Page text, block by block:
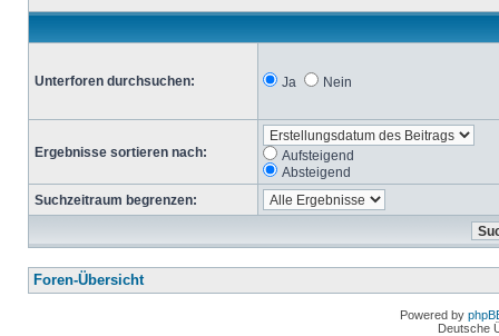
Unterforen durchsuchen: Ja Nein
Ergebnisse sortieren nach:
Aufsteigend
Absteigend
Suchzeitraum begrenzen:
Foren-Übersicht
Powered by
Deutsche